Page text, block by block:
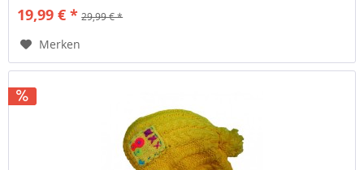
19,99 € * 29,99 € *
Merken